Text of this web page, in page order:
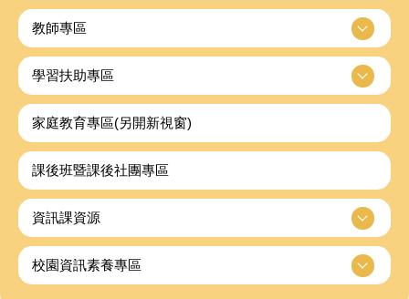
教師專區
學習扶助專區
家庭教育專區(另開新視窗)
課後班暨課後社團專區
資訊課資源
校園資訊素養專區